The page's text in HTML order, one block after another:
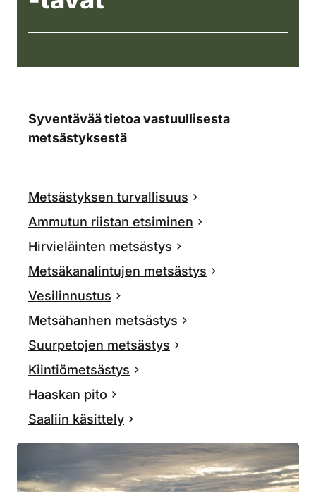
Syventävää tietoa vastuullisesta
metsästyksestä
Metsästyksen turvallisuus
Ammutun riistan etsiminen
Hirvieläinten metsästys
Metsäkanalintujen metsästys
Vesilinnustus
Metsähanhen metsästys
Suurpetojen metsästys
Kiintiömetsästys
Haaskan pito
Saaliin käsittely